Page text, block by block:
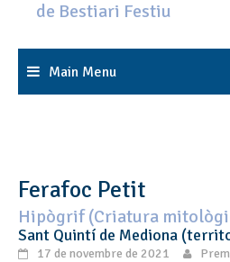
de Bestiari Festiu
Main Menu
Ferafoc Petit
Hipògrif (Criatura
Sant Quintí de Mediona
17 de novembre de 2021